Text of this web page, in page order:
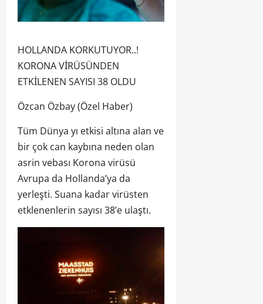
HOLLANDA KORKUTUYOR..!
KORONA VİRÜSÜNDEN
ETKİLENEN SAYISI 38 OLDU
Özcan Özbay (Özel Haber)
Tüm Dünya yı etkisi altına alan ve
bir çok can kaybına neden olan
asrin vebası Korona virüsü
Avrupa da Hollanda’ya da
yerleşti. Suana kadar virüsten
etklenenlerin sayısı 38’e ulaştı.